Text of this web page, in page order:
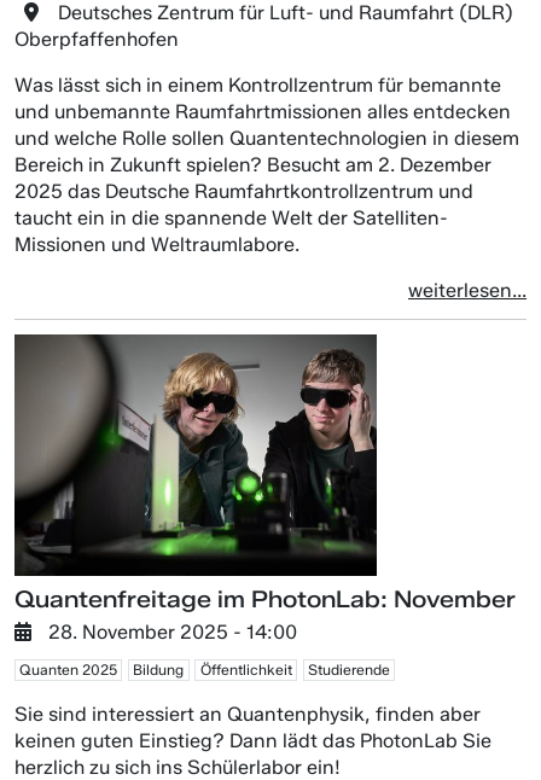
Deutsches Zentrum für Luft- und Raumfahrt (DLR)
Oberpfaffenhofen
Was lässt sich in einem Kontrollzentrum für bemannte
und unbemannte Raumfahrtmissionen alles entdecken
und welche Rolle sollen Quantentechnologien in diesem
Bereich in Zukunft spielen? Besucht am 2. Dezember
2025 das Deutsche Raumfahrtkontrollzentrum und
taucht ein in die spannende Welt der Satelliten-
Missionen und Weltraumlabore.
weiterlesen...
Quantenfreitage im PhotonLab: November
28. November 2025 - 14:00
Quanten 2025 Bildung Öffentlichkeit Studierende
Sie sind interessiert an Quantenphysik, finden aber
keinen guten Einstieg? Dann lädt das PhotonLab Sie
herzlich zu sich ins Schülerlabor ein!